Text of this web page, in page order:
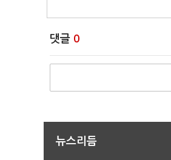
댓글 0
뉴스리듬